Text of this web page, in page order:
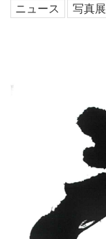
ニュース 写真展